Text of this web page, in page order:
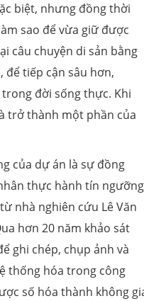
biệt, nhưng đồng thời
sao để vừa giữ được
câu chuyện di sản bằng
tiếp cận sâu hơn,
đời sống thực. Khi
trở thành một phần của
của dự án là sự đồng
thực hành tín ngưỡng
nhà nghiên cứu Lê Văn
hơn 20 năm khảo sát
ghi chép, chụp ảnh và
thống hóa trong công
số hóa thành không